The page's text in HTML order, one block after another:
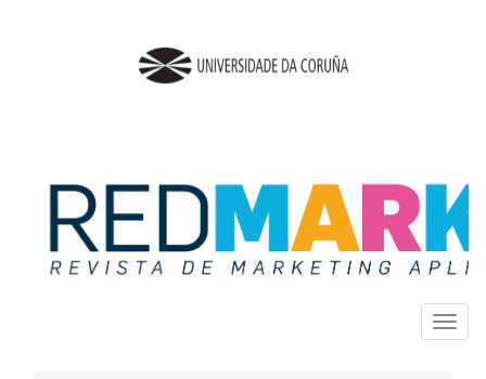
principal
Contenido
principal
Barra
lateral